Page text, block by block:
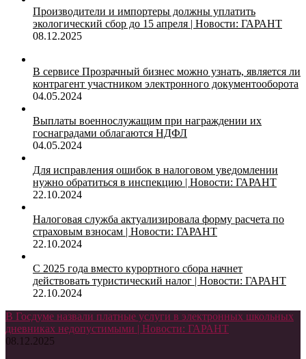
Производители и импортеры должны уплатить
экологический сбор до 15 апреля | Новости: ГАРАНТ
08.12.2025
В сервисе Прозрачный бизнес можно узнать, является ли
контрагент участником электронного документооборота
04.05.2024
Выплаты военнослужащим при награждении их
госнаградами облагаются НДФЛ
04.05.2024
Для исправления ошибок в налоговом уведомлении
нужно обратиться в инспекцию | Новости: ГАРАНТ
22.10.2024
Налоговая служба актуализировала форму расчета по
страховым взносам | Новости: ГАРАНТ
22.10.2024
С 2025 года вместо курортного сбора начнет
действовать туристический налог | Новости: ГАРАНТ
22.10.2024
В Госдуме назвали платные услуги в электронных школьных
дневниках недопустимыми | Новости: ГАРАНТ
08.12.2025